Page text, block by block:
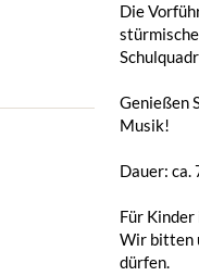
Die
Genießen
Musik!
Dauer:
Für
Wir bitten
dürfen.